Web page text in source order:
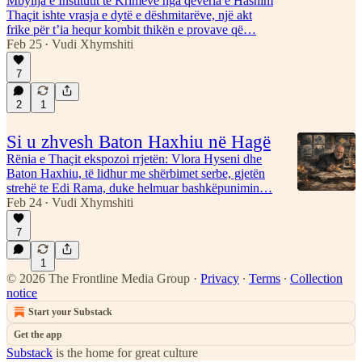
Thaçit ishte vrasja e dytë e dëshmitarëve, një akt
frike për t’ia hequr kombit thikën e provave që…
Feb 25 • Vudi Xhymshiti
7
2 1
Si u zhvesh Baton Haxhiu në Hagë
Rënia e Thaçit ekspozoi rrjetën: Vlora Hyseni dhe
Baton Haxhiu, të lidhur me shërbimet serbe, gjetën
strehë te Edi Rama, duke helmuar bashkëpunimin…
Feb 24 • Vudi Xhymshiti
7
1
© 2026 The Frontline Media Group · Privacy ∙ Terms ∙ Collection
notice
Start your Substack
Get the app
Substack is the home for great culture